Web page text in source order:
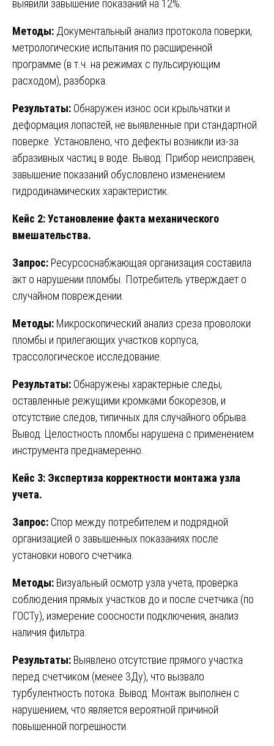
выявили завышение показаний на 12%.
Методы: Документальный анализ протокола поверки,
метрологические испытания по расширенной
программе (в т.ч. на режимах с пульсирующим
расходом), разборка.
Результаты: Обнаружен износ оси крыльчатки и
деформация лопастей, не выявленные при стандартной
поверке. Установлено, что дефекты возникли из-за
абразивных частиц в воде. Вывод: Прибор неисправен,
завышение показаний обусловлено изменением
гидродинамических характеристик.
Кейс 2: Установление факта механического
вмешательства.
Запрос: Ресурсоснабжающая организация составила
акт о нарушении пломбы. Потребитель утверждает о
случайном повреждении.
Методы: Микроскопический анализ среза проволоки
пломбы и прилегающих участков корпуса,
трассологическое исследование.
Результаты: Обнаружены характерные следы,
оставленные режущими кромками бокорезов, и
отсутствие следов, типичных для случайного обрыва.
Вывод: Целостность пломбы нарушена с применением
инструмента преднамеренно.
Кейс 3: Экспертиза корректности монтажа узла
учета.
Запрос: Спор между потребителем и подрядной
организацией о завышенных показаниях после
установки нового счетчика.
Методы: Визуальный осмотр узла учета, проверка
соблюдения прямых участков до и после счетчика (по
ГОСТу), измерение соосности подключения, анализ
наличия фильтра.
Результаты: Выявлено отсутствие прямого участка
перед счетчиком (менее 3Ду), что вызвало
турбулентность потока. Вывод: Монтаж выполнен с
нарушением, что является вероятной причиной
повышенной погрешности.